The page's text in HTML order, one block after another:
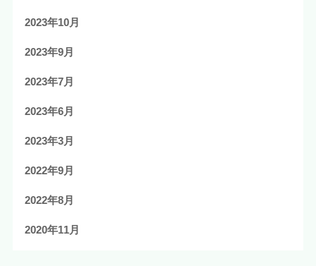
2023年10月
2023年9月
2023年7月
2023年6月
2023年3月
2022年9月
2022年8月
2020年11月